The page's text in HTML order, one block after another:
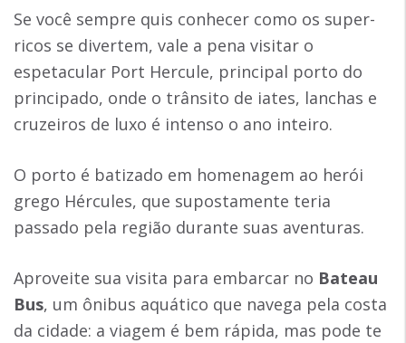
Se você sempre quis conhecer como os super-
ricos se divertem, vale a pena visitar o
espetacular Port Hercule, principal porto do
principado, onde o trânsito de iates, lanchas e
cruzeiros de luxo é intenso o ano inteiro.
O porto é batizado em homenagem ao herói
grego Hércules, que supostamente teria
passado pela região durante suas aventuras.
Aproveite sua visita para embarcar no Bateau
Bus, um ônibus aquático que navega pela costa
da cidade: a viagem é bem rápida, mas pode te